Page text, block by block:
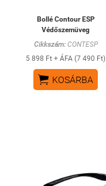
Bollé Contour ESP
Védőszemüveg
Cikkszám:CONTESP
5 898 Ft + ÁFA (7 490 Ft)
 KOSÁRBA